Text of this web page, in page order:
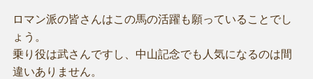
ロマン派の皆さんはこの馬の活躍も願っていることでし
ょう。
乗り役は武さんですし、中山記念でも人気になるのは間
違いありません。